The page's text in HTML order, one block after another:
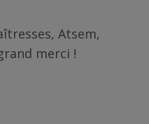
Atsem,
merci !